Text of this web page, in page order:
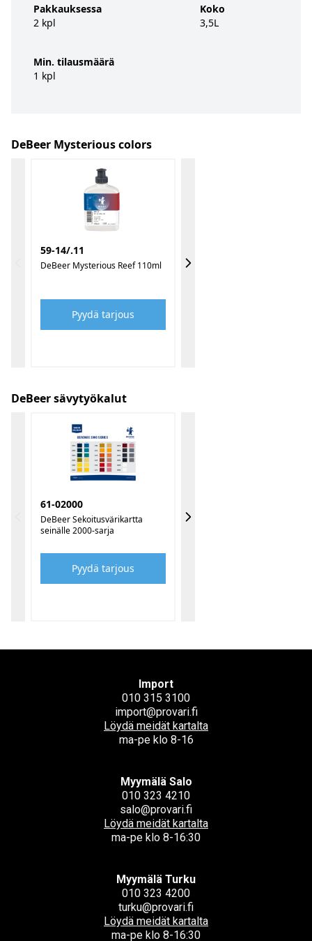
Pakkauksessa
2 kpl
Min. tilausmäärä
1 kpl
Koko
3,5L
DeBeer Mysterious colors
59-14/.11
DeBeer Mysterious Reef 110ml
Pyydä tarjous
DeBeer sävytyökalut
61-02000
DeBeer Sekoitusvärikartta
seinälle 2000-sarja
Pyydä tarjous
Import
010 315 3100
import@provari.fi
Löydä meidät kartalta
ma-pe klo 8-16
Myymälä Salo
010 323 4210
salo@provari.fi
Löydä meidät kartalta
ma-pe klo 8-16:30
Myymälä Turku
010 323 4200
turku@provari.fi
Löydä meidät kartalta
ma-pe klo 8-16:30